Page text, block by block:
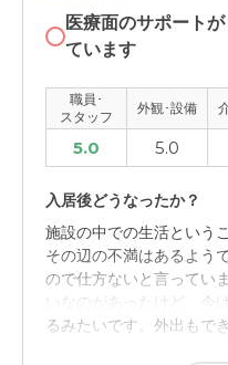
医療面のサポート
ています
職員･
スタッフ
外観･設備
5.0 5.0
入居後どうなったか？
施設の中での生活という
その辺の不満はあるよう
ので仕方ないと言ってい
いなのがあったけど、今
るみたいです。外出もで